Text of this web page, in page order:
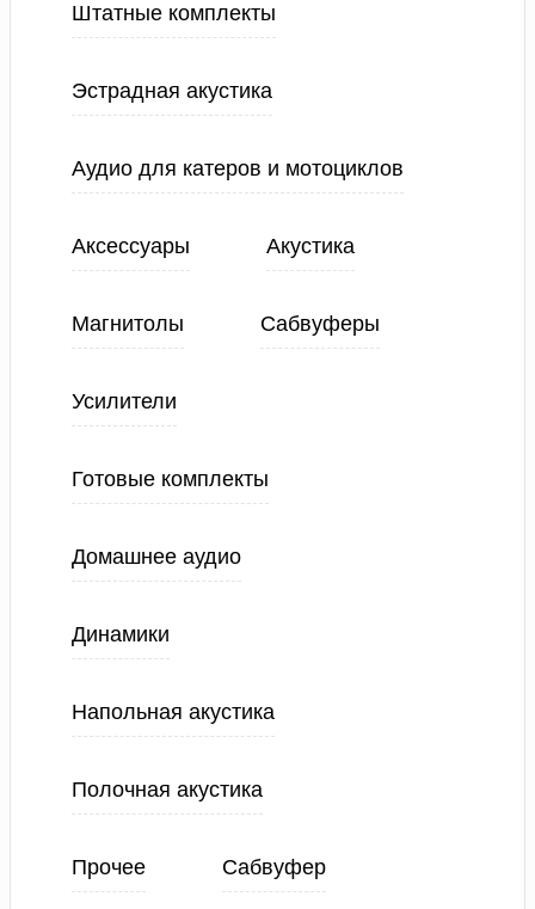
Штатные комплекты
Эстрадная акустика
Аудио для катеров и мотоциклов
Аксессуары Акустика
Магнитолы Сабвуферы
Усилители
Готовые комплекты
Домашнее аудио
Динамики
Напольная акустика
Полочная акустика
Прочее Сабвуфер